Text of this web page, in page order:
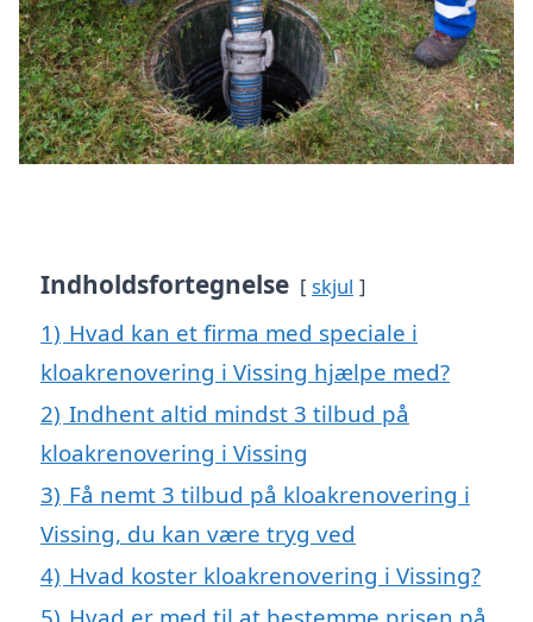
Indholdsfortegnelse skjul
1) Hvad kan et firma med speciale i
kloakrenovering i Vissing hjælpe med?
2) Indhent altid mindst 3 tilbud på
kloakrenovering i Vissing
3) Få nemt 3 tilbud på kloakrenovering i
Vissing, du kan være tryg ved
4) Hvad koster kloakrenovering i Vissing?